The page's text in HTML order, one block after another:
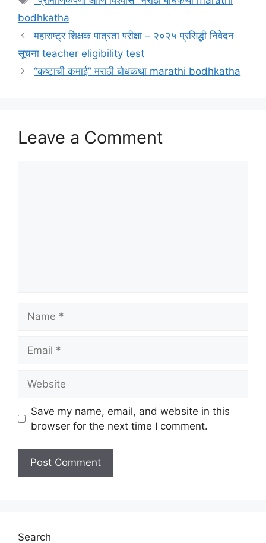
bodhkatha
महाराष्ट्र शिक्षक पात्रता परीक्षा – २०२५ प्रसिद्धी निवेदन
सूचना teacher eligibility test
“कष्टाची कमाई” मराठी बोधकथा marathi bodhkatha
Leave a Comment
Save my name, email, and website in this
browser for the next time I comment.
Search